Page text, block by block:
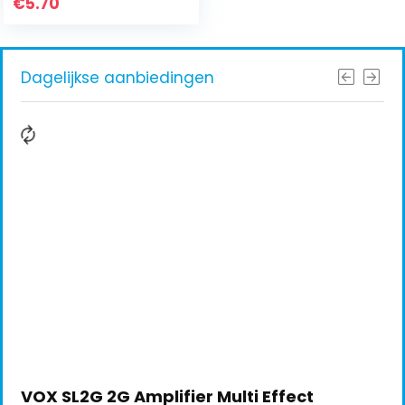
Dagelijkse aanbiedingen
VOX SL2G 2G Amplifier Multi Effect